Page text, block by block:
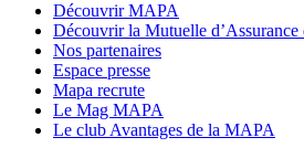
Découvrir MAPA
Découvrir la Mutuelle
Nos partenaires
Espace presse
Mapa recrute
Le Mag MAPA
Le club Avantages de la MAPA